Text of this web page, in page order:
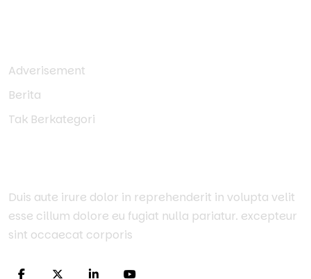
Adverisement
Berita
Tak Berkategori
Duis aute irure dolor in reprehenderit in volupta velit
esse cillum dolore eu fugiat nulla pariatur. excepteur
sint occaecat corporis